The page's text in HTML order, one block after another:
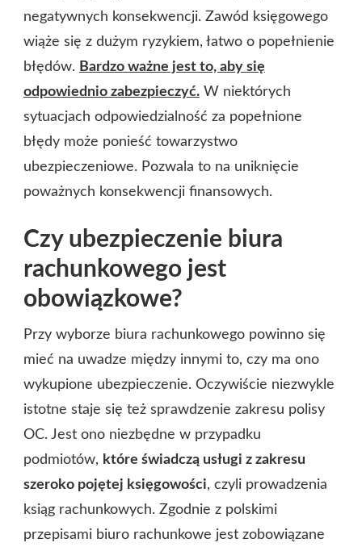
negatywnych konsekwencji. Zawód księgowego
wiąże się z dużym ryzykiem, łatwo o popełnienie
błędów. Bardzo ważne jest to, aby się
odpowiednio zabezpieczyć. W niektórych
sytuacjach odpowiedzialność za popełnione
błędy może ponieść towarzystwo
ubezpieczeniowe. Pozwala to na uniknięcie
poważnych konsekwencji finansowych.
Czy ubezpieczenie biura
rachunkowego jest
obowiązkowe?
Przy wyborze biura rachunkowego powinno się
mieć na uwadze między innymi to, czy ma ono
wykupione ubezpieczenie. Oczywiście niezwykle
istotne staje się też sprawdzenie zakresu polisy
OC. Jest ono niezbędne w przypadku
podmiotów, które świadczą usługi z zakresu
szeroko pojętej księgowości, czyli prowadzenia
ksiąg rachunkowych. Zgodnie z polskimi
przepisami biuro rachunkowe jest zobowiązane